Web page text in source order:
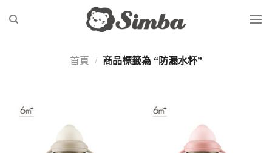
首頁 / 商品標籤為 “防漏水杯”